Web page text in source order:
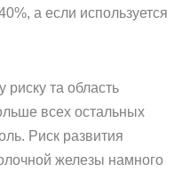
а если используется
та область
всех остальных
Риск развития
железы намного